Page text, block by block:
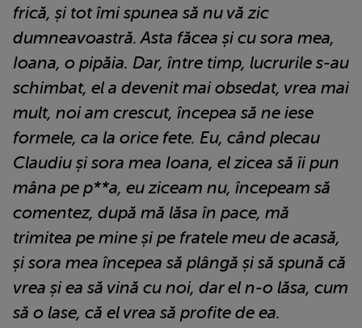
frică, și tot îmi spunea să nu vă zic
dumneavoastră. Asta făcea și cu sora mea,
Ioana, o pipăia. Dar, între timp, lucrurile s-au
schimbat, el a devenit mai obsedat, vrea mai
mult, noi am crescut, începea să ne iese
formele, ca la orice fete. Eu, când plecau
Claudiu și sora mea Ioana, el zicea să îi pun
mâna pe p**a, eu ziceam nu, începeam să
comentez, după mă lăsa în pace, mă
trimitea pe mine și pe fratele meu de acasă,
și sora mea începea să plângă și să spună că
vrea și ea să vină cu noi, dar el n-o lăsa, cum
să o lase, că el vrea să profite de ea.